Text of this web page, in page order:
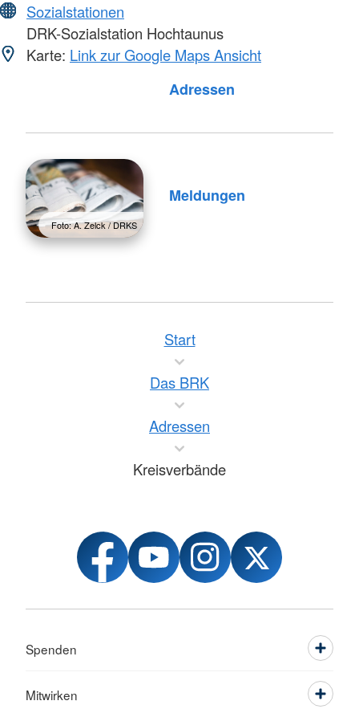
Sozialstationen
DRK-Sozialstation Hochtaunus
Karte: Link zur Google Maps Ansicht
Adressen
Foto: A. Zelck / DRKS
Meldungen
Start
Das BRK
Adressen
Kreisverbände
Spenden
Mitwirken